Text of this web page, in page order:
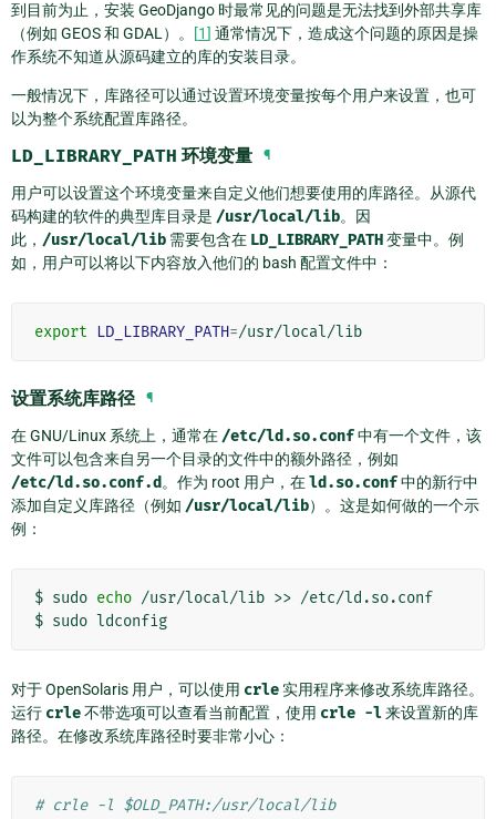
到目前为止，安装 GeoDjango 时最常见的问题是无法找到外部共享库
（例如 GEOS 和 GDAL）。
[1] 通常情况下，造成这个问题的原因是操
作系统不知道从源码建立的库的安装目录。
一般情况下，库路径可以通过设置环境变量按每个用户来设置，也可
以为整个系统配置库路径。
LD_LIBRARY_PATH 环境变量 ¶
用户可以设置这个环境变量来自定义他们想要使用的库路径。从源代
码构建的软件的典型库目录是 /usr/local/lib。因
此， /usr/local/lib 需要包含在 LD_LIBRARY_PATH变量中。例
如，用户可以将以下内容放入他们的 bash 配置文件中：
export LD_LIBRARY_PATH=
设置系统库路径 ¶
在 GNU/Linux 系统上，通常在 /etc/ld.so.conf中有一个文件，该
文件可以包含来自另一个目录的文件中的额外路径，例如
/etc/ld.so.conf.d 。作为 root 用户，在ld.so.conf中的新行中
添加自定义库路径（例如 /usr/local/lib）。这是如何做的一个示
例：
$ sudo echo /usr/local/lib >> /etc/ld.so.conf
$ sudo
对于 OpenSolaris 用户，可以使用 crle实用程序来修改系统库路径。
运行 crle不带选项可以查看当前配置，使用 crle -l来设置新的库
路径。在修改系统库路径时要非常小心：
# crle -l $OLD_PATH:/usr/local/lib